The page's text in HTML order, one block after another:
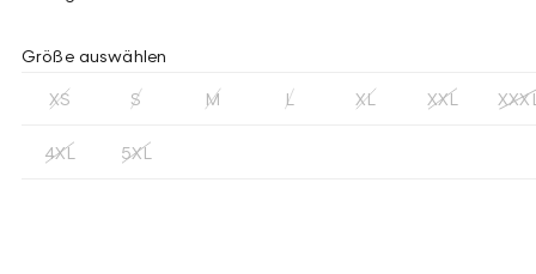
Größe auswählen
XS S M L XL XXL
4XL 5XL